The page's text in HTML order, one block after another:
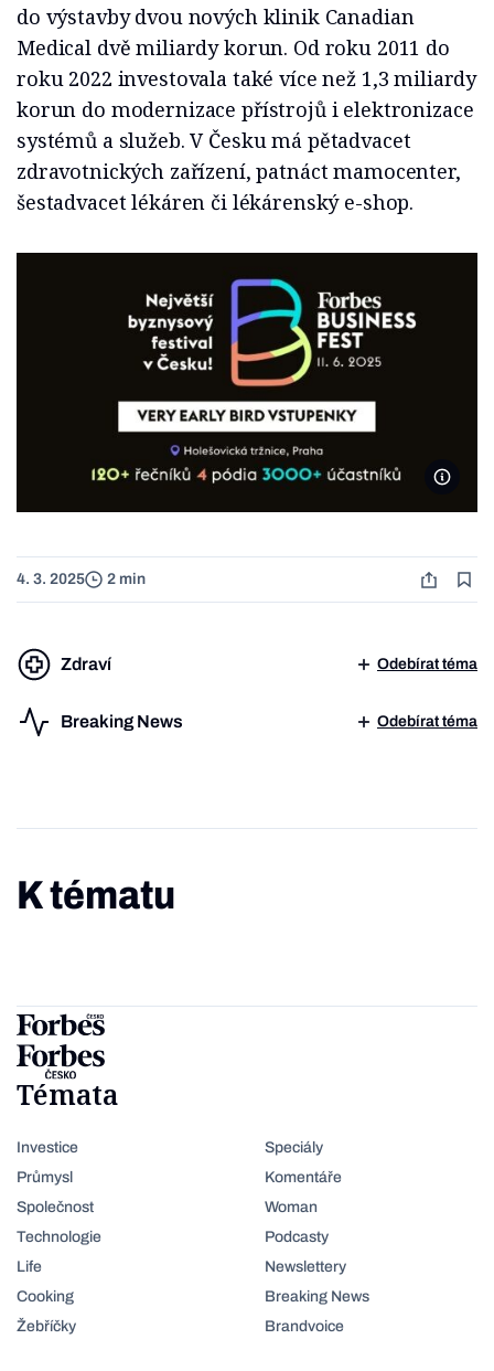
do výstavby dvou nových klinik Canadian
Medical dvě miliardy korun. Od roku 2011 do
roku 2022 investovala také více než 1,3 miliardy
korun do modernizace přístrojů i elektronizace
systémů a služeb. V Česku má pětadvacet
zdravotnických zařízení, patnáct mamocenter,
šestadvacet lékáren či lékárenský e-shop.
4. 3. 2025 2 min
Zdraví Odebírat téma
Breaking News Odebírat téma
K tématu
Témata
Investice
Průmysl
Společnost
Technologie
Life
Cooking
Žebříčky
Speciály
Komentáře
Woman
Podcasty
Newslettery
Breaking News
Brandvoice